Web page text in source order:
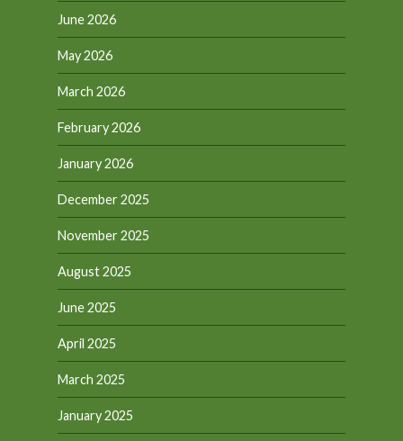
June 2026
May 2026
March 2026
February 2026
January 2026
December 2025
November 2025
August 2025
June 2025
April 2025
March 2025
January 2025